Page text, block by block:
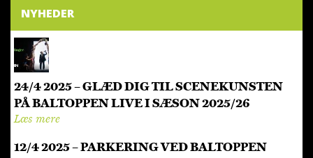
NYHEDER
24/4 2025 – GLÆD DIG TIL SCENEKUNSTEN
PÅ BALTOPPEN LIVE I SÆSON 2025/26
Læs mere
12/4 2025 – PARKERING VED BALTOPPEN